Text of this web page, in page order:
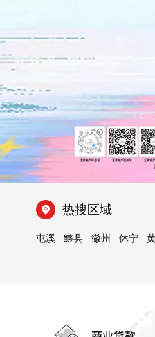
热搜区域
屯溪 黟县 徽州 休宁